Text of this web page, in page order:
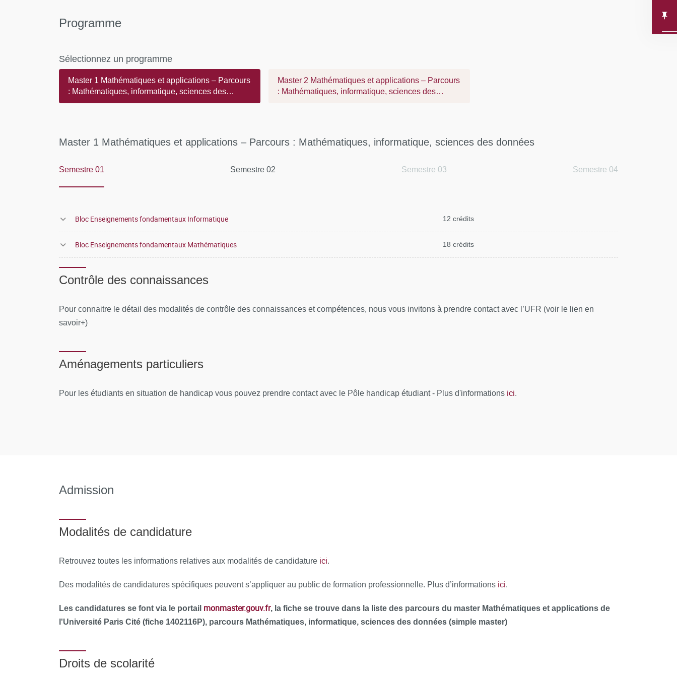
Programme
Sélectionnez un programme
Master 1 Mathématiques et applications – Parcours
: Mathématiques, informatique, sciences des
données
Master 2 Mathématiques et applications – Parcours
: Mathématiques, informatique, sciences des
Master 1 Mathématiques et applications – Parcours : Mathématiques, informatique, sciences des données
Semestre 01 Semestre 02 Semestre 03 Semestre 04
Bloc Enseignements fondamentaux Informatique 12 crédits
Bloc Enseignements fondamentaux Mathématiques 18 crédits
Contrôle des connaissances
Pour connaitre le détail des modalités de contrôle des connaissances et compétences, nous vous invitons à prendre contact avec l’UFR (voir le lien en
savoir+)
Aménagements particuliers
Pour les étudiants en situation de handicap vous pouvez prendre contact avec le Pôle handicap étudiant - Plus d'informations ici.
Admission
Modalités de candidature
Retrouvez toutes les informations relatives aux modalités de candidature ici.
Des modalités de candidatures spécifiques peuvent s’appliquer au public de formation professionnelle. Plus d’informations ici.
Les candidatures se font via le portail monmaster.gouv.fr, la fiche se trouve dans la liste des parcours du master Mathématiques et applications de
l'Université Paris Cité (fiche 1402116P), parcours Mathématiques, informatique, sciences des données (simple master)
Droits de scolarité